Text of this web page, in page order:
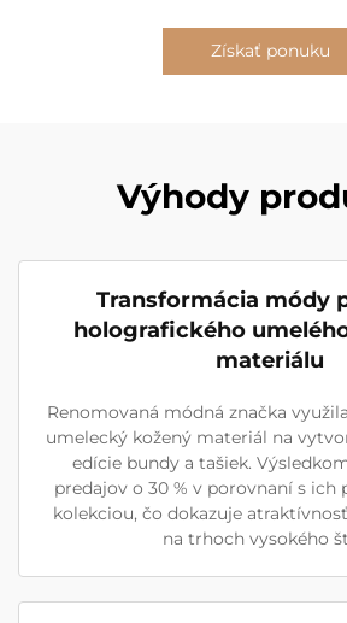
Získať ponuku
Výhody
Transformácia módy
holografického
materiálu
Renomovaná módná značka
umelecký kožený materiál na
edície bundy a tašiek.
predajov o 30 % v porovnaní s ich
kolekciou, čo dokazuje
na trhoch vysokého